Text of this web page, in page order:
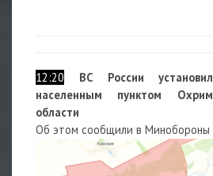
12:20
ВС России
населенным пунктом
области
Об этом сообщили в Минобороны